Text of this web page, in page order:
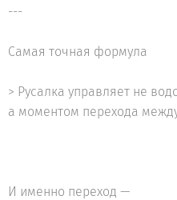
---
Самая точная формула
> Русалка управляет не
а моментом перехода
И именно переход —